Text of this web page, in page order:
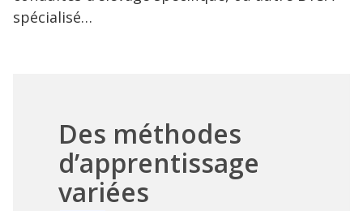
spécialisé…
Des méthodes
d’apprentissage
variées